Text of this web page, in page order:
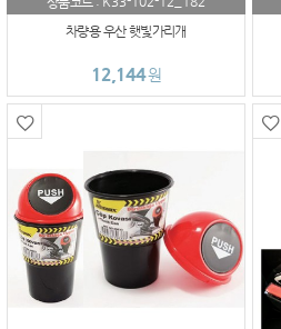
차량용 우산 햇빛가리개
12,144원